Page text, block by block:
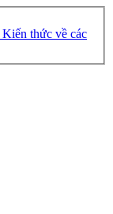
thức về các